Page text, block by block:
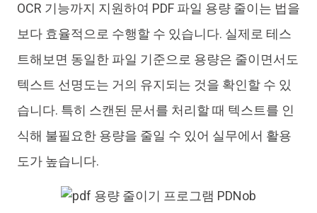
OCR 기능까지 지원하여 PDF 파일 용량 줄이는 법을
보다 효율적으로 수행할 수 있습니다. 실제로 테스
트해보면 동일한 파일 기준으로 용량은 줄이면서도
텍스트 선명도는 거의 유지되는 것을 확인할 수 있
습니다. 특히 스캔된 문서를 처리할 때 텍스트를 인
식해 불필요한 용량을 줄일 수 있어 실무에서 활용
도가 높습니다.